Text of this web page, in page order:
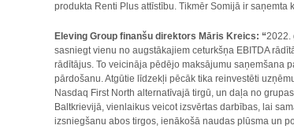
produkta Renti Plus attīstību. Tikmēr Somijā ir
Eleving Groupfinanšu direktors Māris Kreics: “2022.
sasniegt vienu no augstākajiem ceturkšņa EBITDA
rādītājus. To veicināja pēdējo maksājumu saņemšana
pārdošanu. Atgūtie līdzekļi pēcāk tika reinvestēti
Nasdaq First North alternatīvajā tirgū, un daļa no
Baltkrievijā, vienlaikus veicot izsvērtas darbības, lai
izsniegšanu abos tirgos, ienākošā naudas plūsma un